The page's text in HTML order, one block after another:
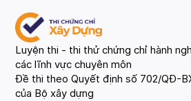
Luyện thi - thi thử chứng chỉ hành
các lĩnh vực chuyên môn
Đề thi theo Quyết định số 702/QĐ-
của Bộ xây dựng